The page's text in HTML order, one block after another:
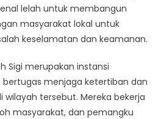
Tengah
Sigi
Works
for
a
Safer
Environment
lelah untuk membangun
masyarakat lokal untuk
keselamatan dan keamanan.
Sigi merupakan instansi
menjaga ketertiban dan
tersebut. Mereka bekerja
masyarakat, dan pemangku